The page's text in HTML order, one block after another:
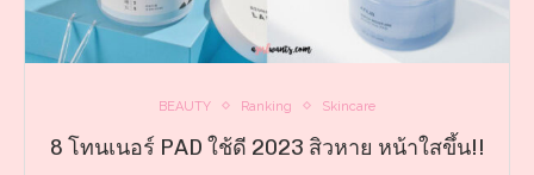
BEAUTY Ranking Skincare
8 โทนเนอร์ PAD ใช้ดี 2023 สิวหาย หน้าใสขึ้น!!